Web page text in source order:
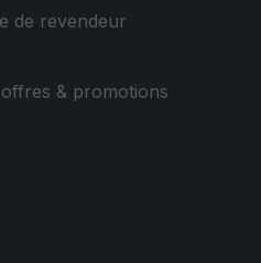
de revendeur
& promotions